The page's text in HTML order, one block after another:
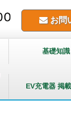
お問
基礎知識
EV充電器 掲